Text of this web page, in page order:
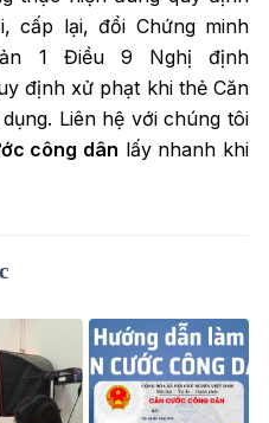
cấp lại, đổi Chứng minh
1 Điều 9 Nghị định
định xử phạt khi thẻ Căn
Liên hệ với chúng tôi
công dân lấy nhanh khi